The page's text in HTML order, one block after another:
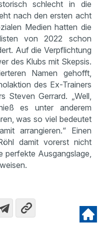
schlecht in die
nach den ersten acht
Medien hatten die
von 2022 schon
Auf die Verpflichtung
des Klubs mit Skepsis.
Namen gehofft,
des Ex-Trainers
Steven Gerrard. „Well,
es unter anderem
was so viel bedeutet
arrangieren.“ Einen
damit vorerst nicht
perfekte Ausgangslage,